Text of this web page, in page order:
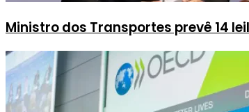
Ministro dos Transportes prevê 14